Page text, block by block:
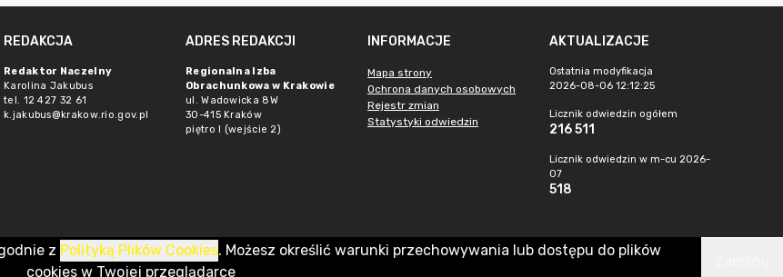
REDAKCJA
Redaktor Naczelny
Karolina Jakubus
tel. 12 427 32 61
k.jakubus@krakow.rio.gov.pl
ADRES REDAKCJI
Regionalna Izba
Obrachunkowa w Krakowie
ul. Wadowicka 8W
30-415 Kraków
piętro I (wejście 2)
INFORMACJE
Mapa strony
Ochrona danych osobowych
Rejestr zmian
Statystyki odwiedzin
AKTUALIZACJE
Ostatnia modyfikacja
2026-08-06 12:12:25
Licznik odwiedzin ogółem
216 511
Licznik odwiedzin w m-cu 2026-
07
518
z Polityką Plików Cookies. Możesz określić warunki przechowywania lub dostępu do plików
cookies w Twojej przeglądarce